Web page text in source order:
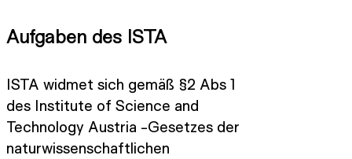
Aufgaben des ISTA
ISTA widmet sich gemäß §2 Abs 1
des Institute of Science and
Technology Austria -Gesetzes der
naturwissenschaftlichen